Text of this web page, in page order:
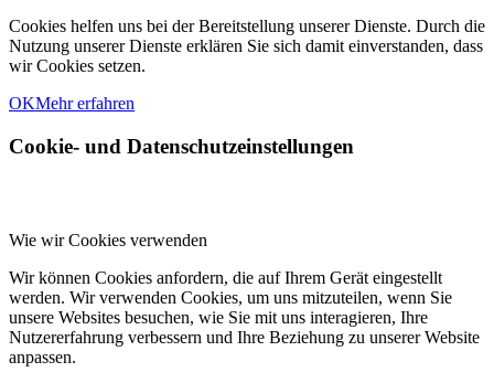
Cookies helfen uns bei der Bereitstellung unserer Dienste. Durch die
Nutzung unserer Dienste erklären Sie sich damit einverstanden, dass
wir Cookies setzen.
OKMehr erfahren
Cookie- und Datenschutzeinstellungen
Wie wir Cookies verwenden
Wir können Cookies anfordern, die auf Ihrem Gerät eingestellt
werden. Wir verwenden Cookies, um uns mitzuteilen, wenn Sie
unsere Websites besuchen, wie Sie mit uns interagieren, Ihre
Nutzererfahrung verbessern und Ihre Beziehung zu unserer Website
anpassen.